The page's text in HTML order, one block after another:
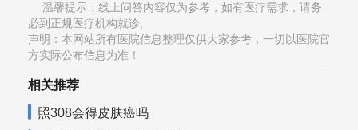
温馨提示：线上问答内容仅为参考，如有医疗需求，请务
必到正规医疗机构就诊,
声明：本网站所有医院信息整理仅供大家参考，一切以医院官
方实际公布信息为准！
相关推荐
照308会得皮肤癌吗